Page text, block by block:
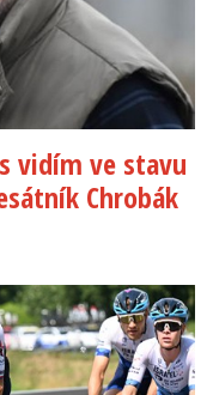
vidím ve stavu
Chrobák